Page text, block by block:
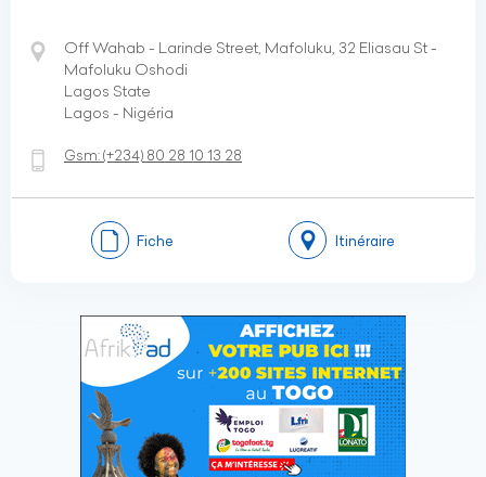
Off Wahab - Larinde Street, Mafoluku, 32 Eliasau St -
Mafoluku Oshodi
Lagos State
Lagos - Nigéria
Gsm:(+234) 80 28 10 13 28
Fiche Itinéraire